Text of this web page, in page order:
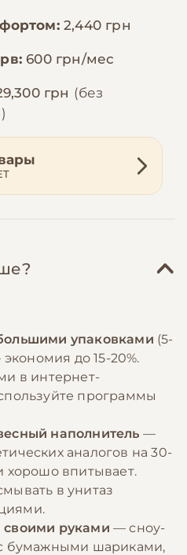
2,440 грн
600 грн/мес
грн (без
упаковками (5-
до 15-20%.
в интернет-
программы
наполнитель —
аналогов на 30-
хорошо впитывает.
в унитаз
своими руками — сноу-
бумажными шариками,